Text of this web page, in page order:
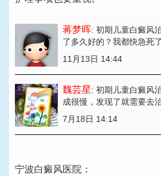
蒋梦晖: 初期儿童白癜风
了多久好的？我都快急死了
11月13日 14:44
魏芸星: 初期儿童白癜风
成很慢，发现了就需要去
7月18日 14:14
宁波白癜风医院：